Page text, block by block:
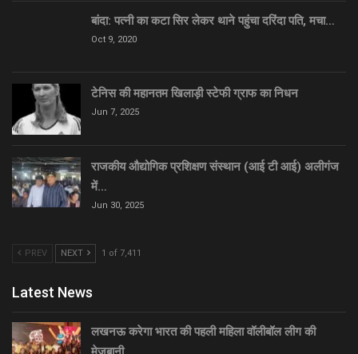
बांदा: पत्नी का कटा सिर लेकर थाने पहुंचा दरिंदा पति, मचा…
Oct 9, 2020
टेनिस की महानतम खिलाड़ी स्टेफी ग्राफ का निधन
Jun 7, 2025
राजकीय औद्योगिक प्रशिक्षण संस्थान (आई टी आई) अलीगंज
में…
Jun 30, 2025
PREV NEXT 1 of 7,411
Latest News
लखनऊ करेगा भारत की पहली महिला वॉलीबॉल लीग की